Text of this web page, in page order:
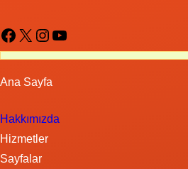
Facebook X Instagram YouTube
Ana Sayfa
Hakkımızda
Hizmetler
Sayfalar